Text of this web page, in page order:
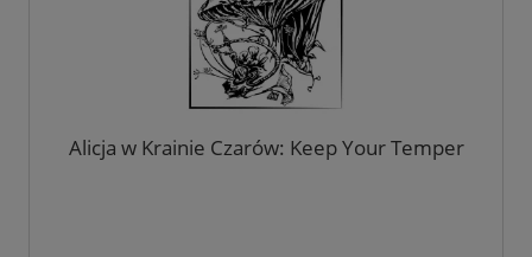
Alicja w Krainie Czarów: Keep Your Temper